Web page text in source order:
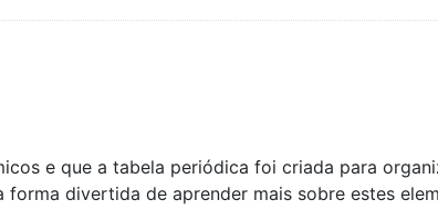
e que a tabela periódica foi criada para
divertida de aprender mais sobre estes